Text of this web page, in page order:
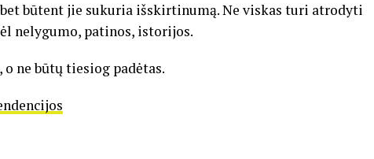
būtent jie sukuria išskirtinumą. Ne viskas turi atrodyti
nelygumo, patinos, istorijos.
ne būtų tiesiog padėtas.